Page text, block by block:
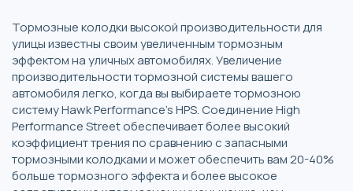
Тормозные колодки высокой производительности для
улицы известны своим увеличенным тормозным
эффектом на уличных автомобилях. Увеличение
производительности тормозной системы вашего
автомобиля легко, когда вы выбираете тормозною
систему Hawk Performance’s HPS. Соединение High
Performance Street обеспечивает более высокий
коэффициент трения по сравнению с запасными
тормозными колодками и может обеспечить вам 20-40%
больше тормозного эффекта и более высокое